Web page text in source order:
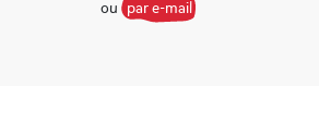
bar de baby shower
ou par e-mail